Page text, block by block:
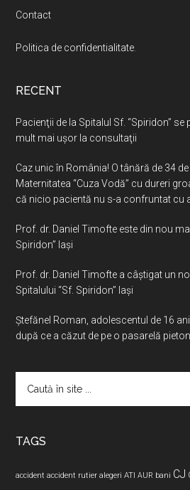
Contact
Politica de confidentialitate
RECENT
Pacienţii de la Spitalul Sf. “Spiridon”
mult mai uşor la consultaţii
Caz unic în România! O tânără de 34
Maternitatea “Cuza Vodă” cu dureri
că nicio pacientă nu s-a confruntat cu
Prof. dr. Daniel Timofte este din nou
Spiridon” Iaşi
Prof. dr. Daniel Timofte a câștigat un
Spitalului “Sf. Spiridon” Iași
Ştefănel Roman, adolescentul de 16
după ce a căzut de pe o pasarelă
TAGS
accident accident rutier alegeri ATI AUR bani CJ